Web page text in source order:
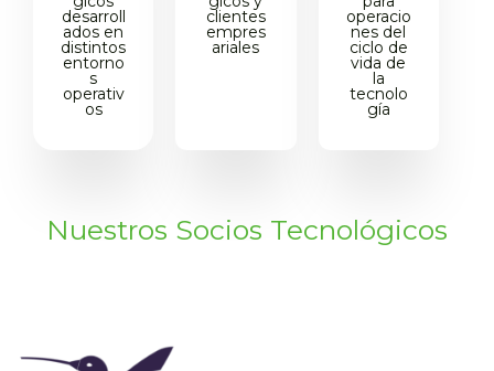
desarroll
ados en
distintos
entorno
s
operativ
os
clientes
empres
ariales
operacio
nes del
ciclo de
vida de
la
tecnolo
gía
Nuestros Socios Tecnológicos